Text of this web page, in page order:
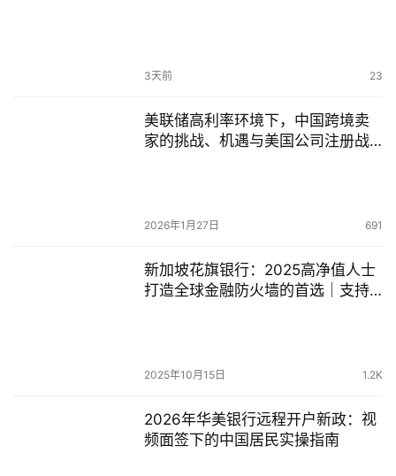
3天前 23
美联储高利率环境下，中国跨境卖
家的挑战、机遇与美国公司注册战
2026年1月27日 691
新加坡花旗银行：2025高净值人士
打造全球金融防火墙的首选｜支持
2025年10月15日 1.2K
2026年华美银行远程开户新政：视
频面签下的中国居民实操指南